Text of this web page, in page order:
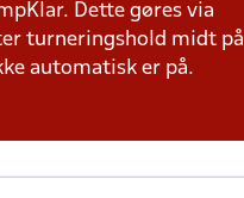
Dette gøres via
turneringshold midt på
automatisk er på.